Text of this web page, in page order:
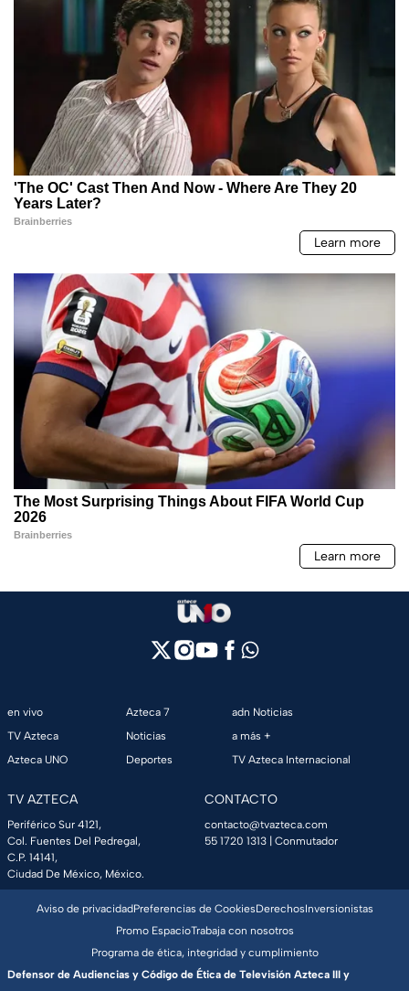
en vivo
TV Azteca
Azteca UNO
Azteca 7
Noticias
Deportes
adn Noticias
a más +
TV Azteca Internacional
TV AZTECA
Periférico Sur 4121,
Col. Fuentes Del Pedregal,
C.P. 14141,
Ciudad De México, México.
CONTACTO
contacto@tvazteca.com
55 1720 1313 | Conmutador
Aviso de privacidadPreferencias de CookiesDerechosInversionistas
Promo EspacioTrabaja con nosotros
Programa de ética, integridad y cumplimiento
Defensor de Audiencias y Código de Ética de Televisión Azteca III y